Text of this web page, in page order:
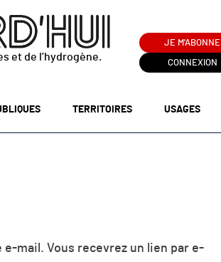
et de l’hydrogène.
JE M'ABONNE
CONNEXION
TERRITOIRES USAGES
mail. Vous recevrez un lien par e-